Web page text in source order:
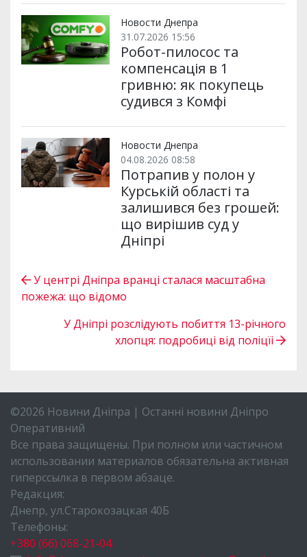
Новости Днепра
31.07.2026 15:56
Робот-пилосос та
компенсація в 1
гривню: як покупець
судився з Комфі
Новости Днепра
04.08.2026 08:58
Потрапив у полон у
Курській області та
залишився без грошей:
що вирішив суд у
Дніпрі
У центрі Дніпра вранці сталася масштабна
пожежа: що відомо
У Дніпрі розслідують побиття 13-річного
хлопця: подробиці від поліцїі
©2026 Новини Дніпра | Останні новини Дніпро
Оперативний
Все права защищены. При полном или частичном
использовании материалов обязательна активная
гиперссылка в первом абзаце.
Редакция:
Днепр, ул.Старокозацкая 40Б
Телефоны:
+380 (66) 068-21-04